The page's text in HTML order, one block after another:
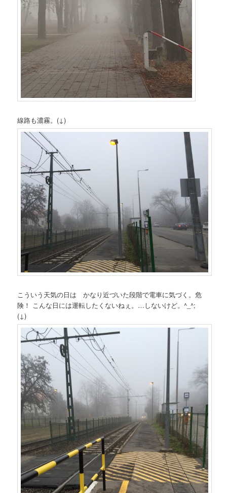
線路も濃霧。(↓)
こういう天気の日は かなり近づいた段階で電車に気づく。危
険！ こんな日には運転したくないねぇ。…しないけど。^_^;
(↓)